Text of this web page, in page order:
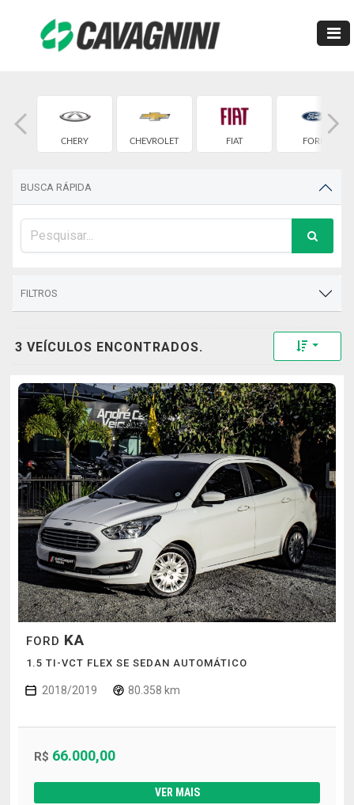
CHERY CHEVROLET FIAT FORD
BUSCA RÁPIDA
FILTROS
3 VEÍCULOS ENCONTRADOS. Toggle
FORD KA
1.5 TI-VCT FLEX SE SEDAN AUTOMÁTICO
2018/2019 80.358 km
R$ 66.000,00
VER MAIS